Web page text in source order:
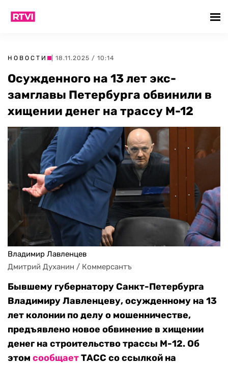
НОВОСТИ | 18.11.2025 / 10:14
Осужденного на 13 лет экс-
замглавы Петербурга обвинили в
хищении денег на трассу М-12
Владимир Лавленцев
Дмитрий Духанин / Коммерсантъ
Бывшему губернатору Санкт-Петербурга
Владимиру Лавленцеву, осужденному на 13
лет колонии по делу о мошенничестве,
предъявлено новое обвинение в хищении
денег на строительство трассы М-12. Об
этом сообщаетТАСС со ссылкой на